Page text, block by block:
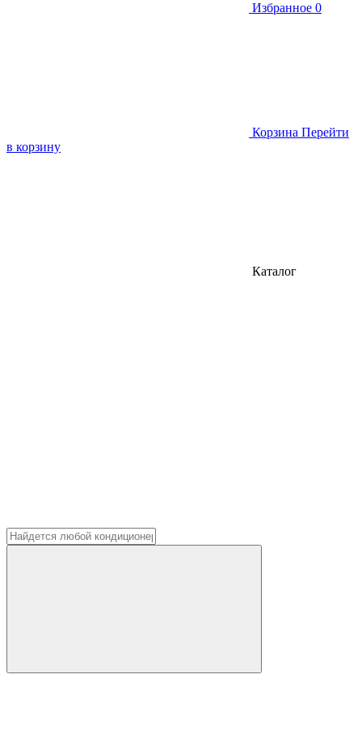
Избранное 0
Корзина Перейти
в корзину
Каталог